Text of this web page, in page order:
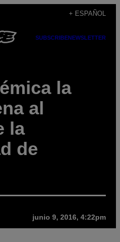
+ ESPAÑOL
SUBSCRIBENEWSLETTER
la
al
la
de
junio 9, 2016, 4:22pm